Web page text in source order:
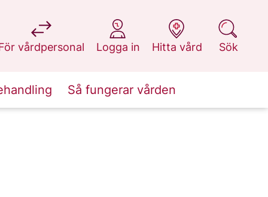
vårdpersonal
på 1177.se
Logga in
på 1177.se
Hitta vård
på 1177.se
Sök
på 1177.se
Så fungerar vården